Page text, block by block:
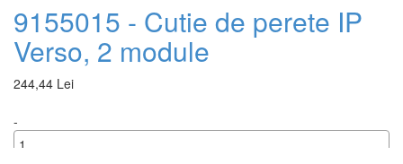
9155015 - Cutie de perete IP
Verso, 2 module
244,44 Lei
-